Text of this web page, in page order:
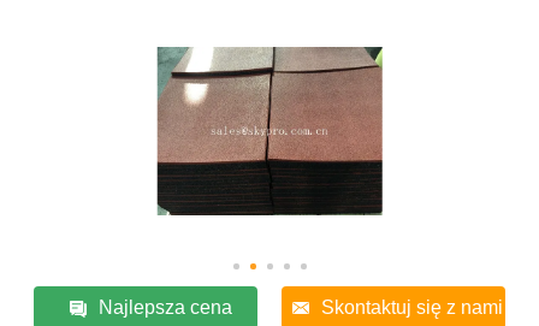
Najlepsza cena Skontaktuj się z nami